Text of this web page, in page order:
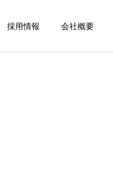
採用情報 会社概要